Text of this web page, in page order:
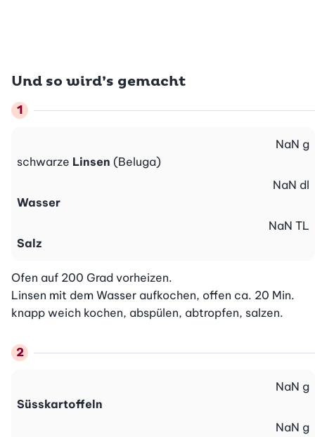
Und so wird’s gemacht
schwarze Linsen (Beluga)
NaN g
Wasser
NaN dl
Salz
NaN TL
Ofen auf 200 Grad vorheizen.
Linsen mit dem Wasser aufkochen, offen ca. 20 Min.
knapp weich kochen, abspülen, abtropfen, salzen.
Süsskartoffeln
NaN g
NaN g